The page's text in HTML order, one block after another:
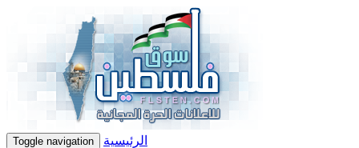
Toggle navigation الرئيسية